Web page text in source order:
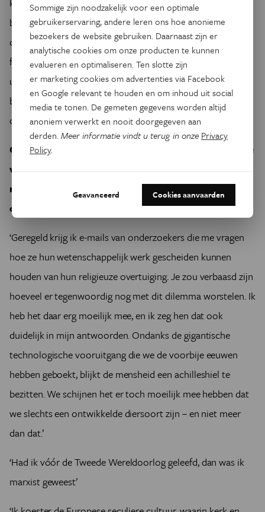
binden in een enkelvoudige, een dubbele en een
driedubbele binding. Het verschil tussen die bindingen is zo
fundamenteel dat het leven er helemaal anders had
uitgezien als die bindingen lichtjes andere eigenschappen
bezaten. Niet toevallig is 90 à 95 procent van de chemie
dan ook organisch – gebaseerd op koolstof.’
Ondanks uw joodse afkomst (Kroto heeft een Poolse
vader en hij heette bij z’n geboorte Krotoschiner,
red.) bent u een overtuigd atheïst. En dat verwacht u
ook van uw collega-wetenschappers.
‘Geregeld krijg ik e-mails van onderzoekers die me vragen
hoe ze hun wetenschappelijk werk gescheiden kunnen
houden van hun religieuze overtuiging. Je zou verbaasd zijn
hoeveel er tegenwoordig nog met dit dilemma worstelen. Ik
heb het daar erg moeilijk mee, en ik zeg hen dat ook
duidelijk in mijn antwoorden. Ondanks de gigantische
technologische vooruitgang die we de voorbije eeuwen
hebben geboekt, blijkt de mensheid een achilleshiel te
bezitten. We schijnen het er toch moeilijk mee hebben dat
we slechts een ontwikkelde diersoort zijn – en niet meer
dan dat.’
‘Had ik vóór de Tweede Wereldoorlog geleefd, dan was ik
marxist geweest’
Sommige zijn noodzakelijk voor een optimale
gebruikerservaring, andere leren ons hoe anonieme
bezoekers de website gebruiken. Daarnaast zijn er
analytische cookies om onze producten te kunnen
evalueren en optimaliseren. Ten slotte zijn
er marketing cookies om advertenties via Facebook
en Google relevant te houden en om inhoud uit social
media te tonen. De gemeten gegevens worden altijd
anoniem verwerkt en nooit doorgegeven aan
derden.Meer informatie vindt u terug in onze Privacy
Policy.
Geavanceerd Cookies aanvaarden